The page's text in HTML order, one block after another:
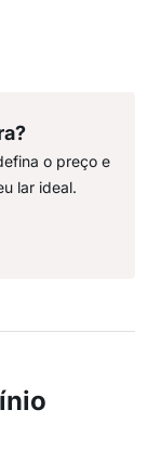
o preço e
lar ideal.